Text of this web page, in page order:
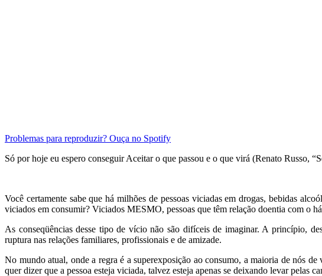
Problemas para reproduzir? Ouça no Spotify
Só por hoje eu espero conseguir Aceitar o que passou e o que virá (Renato Russo,
Você certamente sabe que há milhões de pessoas viciadas em drogas, bebidas
viciados em consumir? Viciados MESMO, pessoas que têm relação doentia com o
As conseqüências desse tipo de vício não são difíceis de imaginar. A princípio,
ruptura nas relações familiares, profissionais e de amizade.
No mundo atual, onde a regra é a superexposição ao consumo, a maioria de nós
quer dizer que a pessoa esteja viciada, talvez esteja apenas se deixando levar pelas